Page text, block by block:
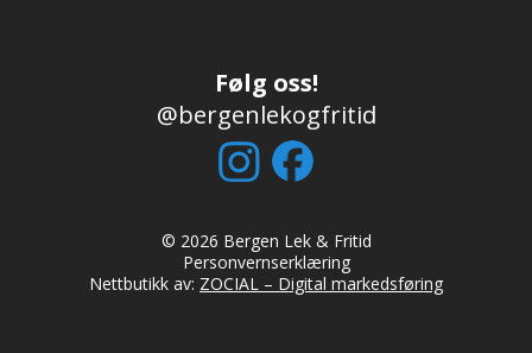
Følg oss!
@bergenlekogfritid
© 2026 Bergen Lek & Fritid
Personvernserklæring
Nettbutikk av: ZOCIAL – Digital markedsføring